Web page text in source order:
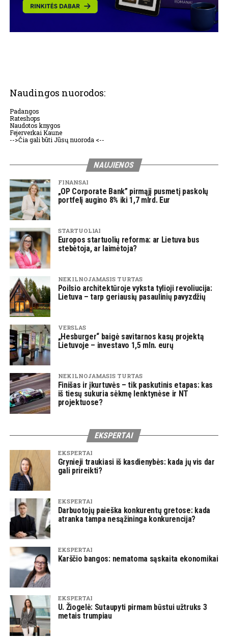
Naudingos nuorodos:
Padangos
Rateshops
Naudotos knygos
Fejerverkai Kaune
-->Čia gali būti Jūsų nuoroda <--
NAUJIENOS
FINANSAI
„OP Corporate Bank” pirmąjį pusmetį paskolų
portfelį augino 8% iki 1,7 mlrd. Eur
STARTUOLIAI
Europos startuolių reforma: ar Lietuva bus
stebėtoja, ar laimėtoja?
NEKILNOJAMASIS TURTAS
Poilsio architektūroje vyksta tylioji revoliucija:
Lietuva – tarp geriausių pasaulinių pavyzdžių
VERSLAS
„Hesburger“ baigė savitarnos kasų projektą
Lietuvoje – investavo 1,5 mln. eurų
NEKILNOJAMASIS TURTAS
Finišas ir įkurtuvės – tik paskutinis etapas: kas
iš tiesų sukuria sėkmę lenktynėse ir NT
projektuose?
EKSPERTAI
EKSPERTAI
Grynieji traukiasi iš kasdienybės: kada jų vis dar
gali prireikti?
EKSPERTAI
Darbuotojų paieška konkurentų gretose: kada
atranka tampa nesąžininga konkurencija?
EKSPERTAI
Karščio bangos: nematoma sąskaita ekonomikai
EKSPERTAI
U. Žiogelė: Sutaupyti pirmam būstui užtruks 3
metais trumpiau